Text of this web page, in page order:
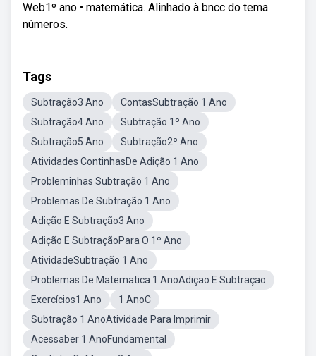
Web1º ano • matemática. Alinhado à bncc do tema
números.
Tags
Subtração3 Ano
ContasSubtração 1 Ano
Subtração4 Ano
Subtração 1º Ano
Subtração5 Ano
Subtração2º Ano
Atividades ContinhasDe Adição 1 Ano
Probleminhas Subtração 1 Ano
Problemas De Subtração 1 Ano
Adição E Subtração3 Ano
Adição E SubtraçãoPara O 1º Ano
AtividadeSubtração 1 Ano
Problemas De Matematica 1 AnoAdiçao E Subtraçao
Exercícios1 Ano
1 AnoC
Subtração 1 AnoAtividade Para Imprimir
Acessaber 1 AnoFundamental